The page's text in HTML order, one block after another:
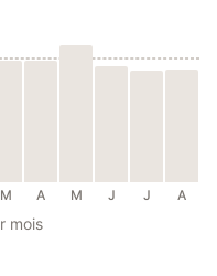
M A M J J A
mois